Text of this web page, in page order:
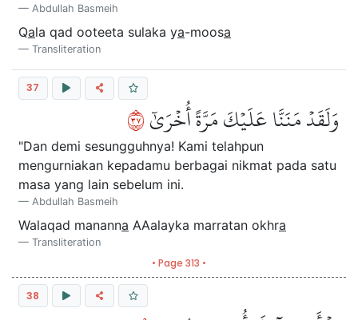
Abdullah Basmeih
Qala qad ooteeta sulaka ya-moosa
Transliteration
37
وَلَقَدۡ مَنَنَّا عَلَيۡكَ مَرَّةً أُخۡرَىٰٓ٧٣
"Dan demi sesungguhnya! Kami telahpun
mengurniakan kepadamu berbagai nikmat pada satu
masa yang lain sebelum ini.
Abdullah Basmeih
Walaqad mananna AAalayka marratan okhra
Transliteration
• Page 313 •
38